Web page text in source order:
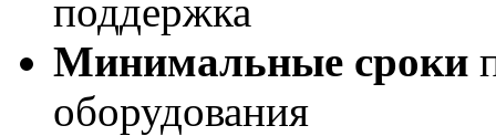
поддержка
Минимальные сроки
оборудования